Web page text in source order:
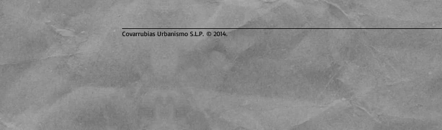
Covarrubias Urbanismo S.L.P. © 2014.